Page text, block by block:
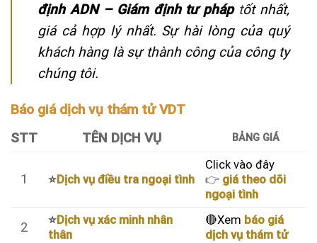
định ADN – Giám định tư pháp tốt nhất,
giá cả hợp lý nhất. Sự hài lòng của quý
khách hàng là sự thành công của công ty
chúng tôi.
Báo giá dịch vụ thám tử VDT
STT TÊN DỊCH VỤ BẢNG GIÁ
1 ⭐Dịch vụ điều tra ngoại tình
Click vào đây
👉 giá theo dõi
ngoại tình
2 ⭐Dịch vụ xác minh nhân
thân
🔴Xem báo giá
dịch vụ thám tử